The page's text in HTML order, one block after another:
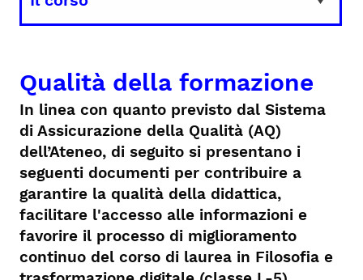
Qualità della formazione
In linea con quanto previsto dal Sistema
di Assicurazione della Qualità (AQ)
dell’Ateneo, di seguito si presentano i
seguenti documenti per contribuire a
garantire la qualità della didattica,
facilitare l'accesso alle informazioni e
favorire il processo di miglioramento
continuo del corso di laurea in Filosofia e